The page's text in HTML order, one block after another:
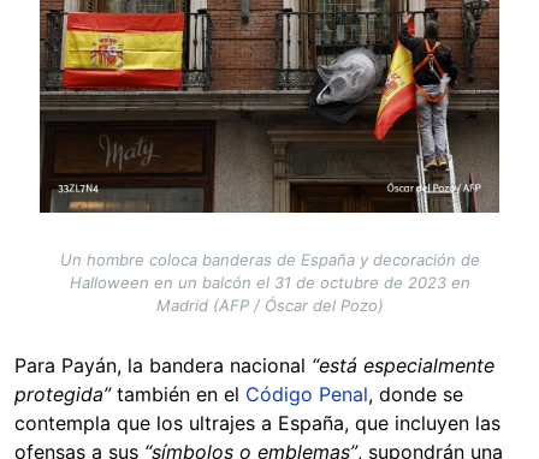
Un hombre coloca banderas de España y decoración de
Halloween en un balcón el 31 de octubre de 2023 en
Madrid (AFP / Óscar del Pozo)
Para Payán, la bandera nacional “está especialmente
protegida”también en el Código Penal, donde se
contempla que los ultrajes a España, que incluyen las
ofensas a sus “símbolos o emblemas”, supondrán una